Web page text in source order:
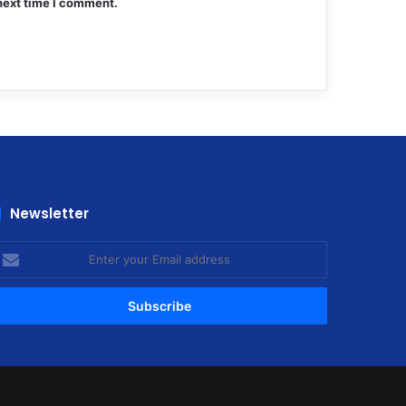
Newsletter